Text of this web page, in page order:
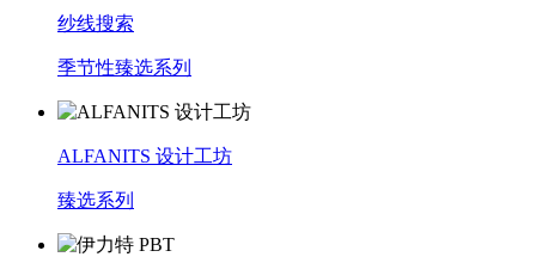
纱线搜索
季节性臻选系列
ALFANITS 设计工坊
臻选系列